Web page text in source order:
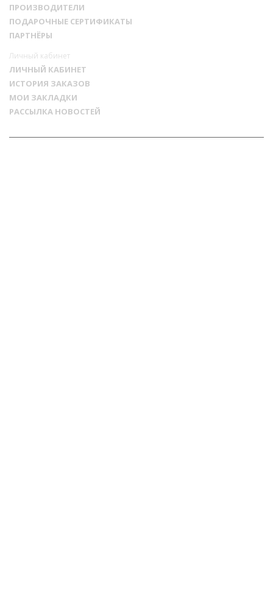
ПРОИЗВОДИТЕЛИ
ПОДАРОЧНЫЕ СЕРТИФИКАТЫ
ПАРТНЁРЫ
Личный кабинет
ЛИЧНЫЙ КАБИНЕТ
ИСТОРИЯ ЗАКАЗОВ
МОИ ЗАКЛАДКИ
РАССЫЛКА НОВОСТЕЙ